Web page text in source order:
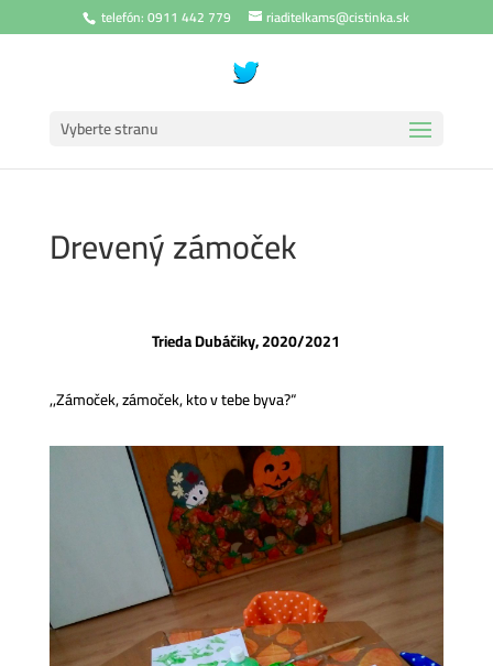
telefón: 0911 442 779 riaditelkams@cistinka.sk
Vyberte stranu
Drevený zámoček
Trieda Dubáčiky, 2020/2021
,,Zámoček, zámoček, kto v tebe byva?“